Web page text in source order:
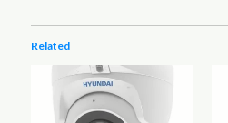
Related